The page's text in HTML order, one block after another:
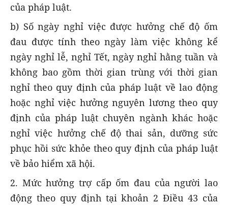
của pháp luật.
b) Số ngày nghỉ việc được hưởng chế độ ốm
đau được tính theo ngày làm việc không kể
ngày nghỉ lễ, nghỉ Tết, ngày nghỉ hằng tuần và
không bao gồm thời gian trùng với thời gian
nghỉ theo quy định của pháp luật về lao động
hoặc nghỉ việc hưởng nguyên lương theo quy
định của pháp luật chuyên ngành khác hoặc
nghỉ việc hưởng chế độ thai sản, dưỡng sức
phục hồi sức khỏe theo quy định của pháp luật
về bảo hiểm xã hội.
2. Mức hưởng trợ cấp ốm đau của người lao
động theo quy định tại khoản 2 Điều 43 của